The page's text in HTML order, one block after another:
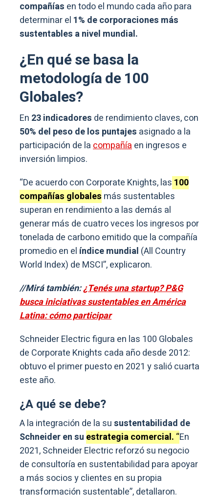
compañías en todo el mundo cada año para
determinar el 1% de corporaciones más
sustentables a nivel mundial.
¿En qué se basa la
metodología de 100
Globales?
En 23 indicadores de rendimiento claves, con
50% del peso de los puntajes asignado a la
participación de lacompañíaen ingresos e
inversión limpios.
“De acuerdo con Corporate Knights, las 100
compañías globales más sustentables
superan en rendimiento a las demás al
generar más de cuatro veces los ingresos por
tonelada de carbono emitido que la compañía
promedio en el índice mundial (All Country
World Index) de MSCI”, explicaron.
//Mirá también:¿Tenés una startup? P&G
busca iniciativas sustentables en América
Latina: cómo participar
Schneider Electric figura en las 100 Globales
de Corporate Knights cada año desde 2012:
obtuvo el primer puesto en 2021 y salió cuarta
este año.
¿A qué se debe?
A la integración de la susustentabilidad de
Schneider en su estrategia comercial. “En
2021, Schneider Electric reforzó su negocio
de consultoría en sustentabilidad para apoyar
a más socios y clientes en su propia
transformación sustentable”, detallaron.